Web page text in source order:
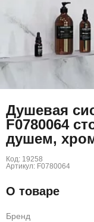
Душевая
F0780064
душем,
Код: 19258
Артикул: F0780064
О товаре
Бренд